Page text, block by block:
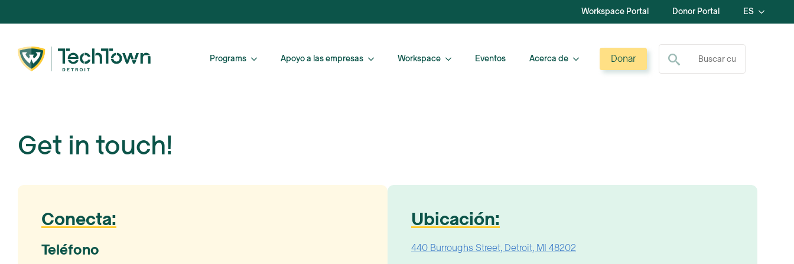
Workspace Portal Donor Portal ES
Programs Apoyo a las empresas Workspace Eventos Acerca de Donar
Buscar:
Get in touch!
Conecta:
Teléfono
Ubicación:
440 Burroughs Street, Detroit, MI 48202